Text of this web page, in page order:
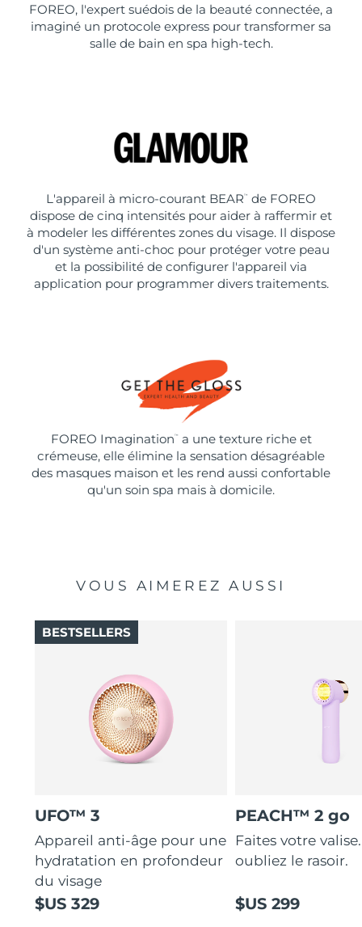
FOREO, l'expert suédois de la beauté connectée, a
imaginé un protocole express pour transformer sa
salle de bain en spa high-tech.
L'appareil à micro-courant BEAR ™
de FOREO
dispose de cinq intensités pour aider à raffermir et
à modeler les différentes zones du visage. Il dispose
d'un système anti-choc pour protéger votre peau
et la possibilité de configurer l'appareil via
application pour programmer divers traitements.
FOREO Imagination ™
a une texture riche et
crémeuse, elle élimine la sensation désagréable
des masques maison et les rend aussi confortable
qu'un soin spa mais à domicile.
VOUS AIMEREZ AUSSI
UFO™ 3
Appareil anti-âge pour une
hydratation en profondeur
du visage
$US 329
BESTSELLERS
PEACH™ 2 go
Faites votre
oubliez le rasoir.
$US 299